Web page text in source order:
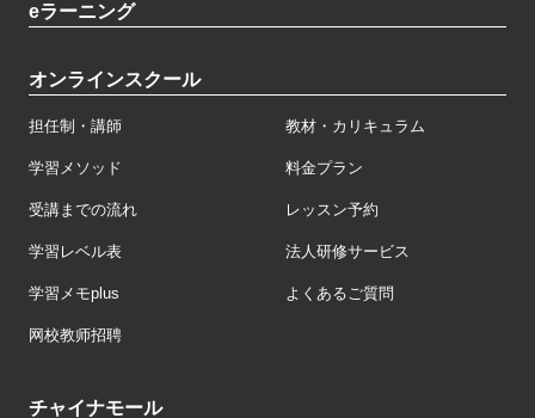
eラーニング
オンラインスクール
担任制・講師 教材・カリキュラム
学習メソッド 料金プラン
受講までの流れ レッスン予約
学習レベル表 法人研修サービス
学習メモplus よくあるご質問
网校教师招聘
チャイナモール